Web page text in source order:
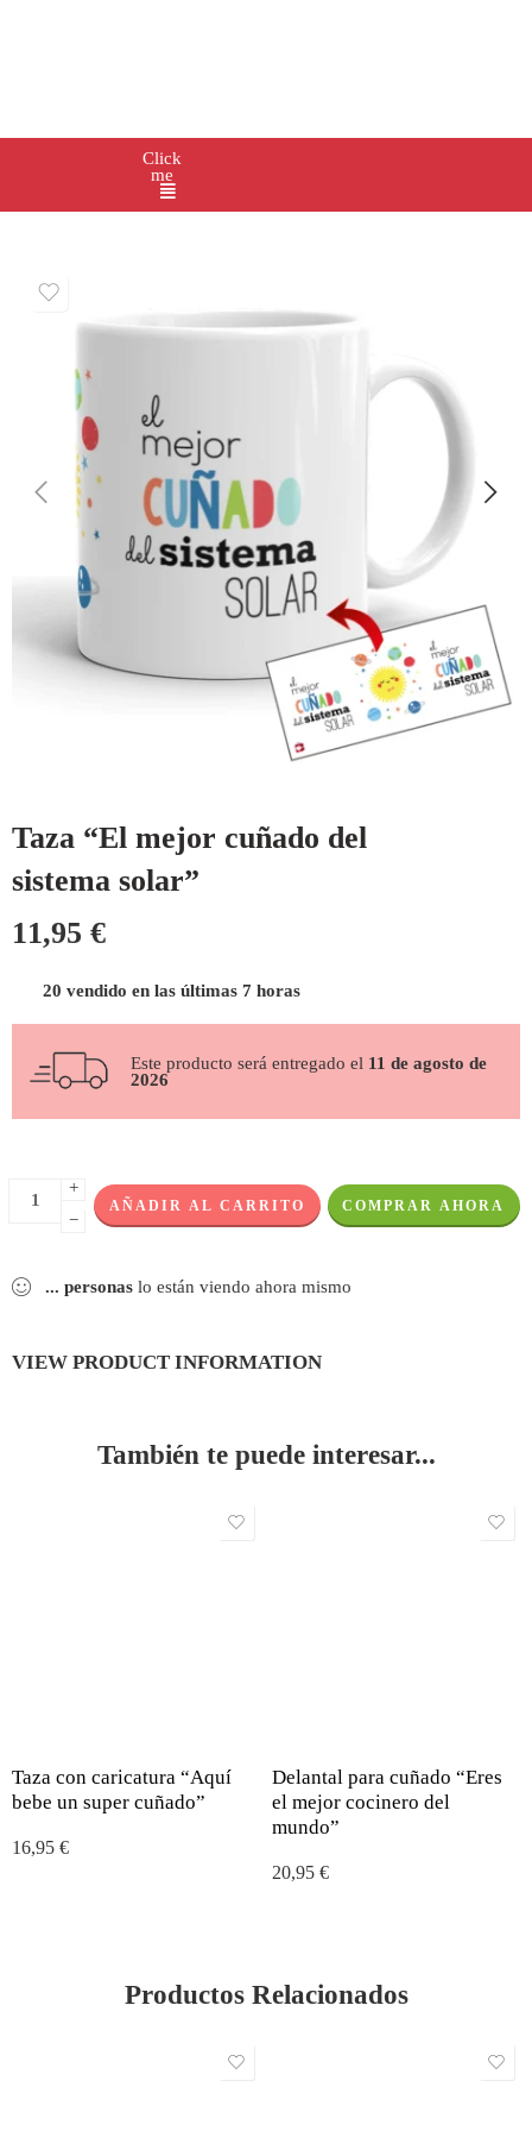
Click
me
Taza “El mejor cuñado del
sistema solar”
11,95 €
20 vendido en las últimas 7 horas
Este producto será entregado el 11 de agosto de
2026
+
−
AÑADIR AL CARRITO COMPRAR AHORA
... personas lo están viendo ahora mismo
VIEW PRODUCT INFORMATION
También te puede interesar...
Taza con caricatura “Aquí
bebe un super cuñado”
16,95 €
Delantal para cuñado “Eres
el mejor cocinero del
mundo”
20,95 €
Productos Relacionados